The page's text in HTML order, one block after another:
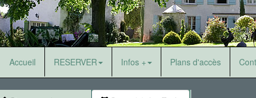
Accueil RESERVER Infos + Plans d'accès